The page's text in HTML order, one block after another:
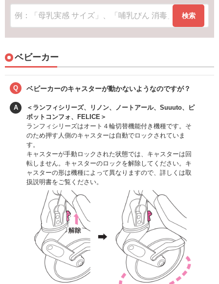
検索
ベビーカー
Q ベビーカーのキャスターが動かないようなのですが？
A
＜ランフィシリーズ、リノン、ノートアール、Suuuto、ピ
ボットコンフォ、FELICE＞
ランフィシリーズはオート４輪切替機能付き機種です。そ
のため押す人側のキャスターは自動でロックされていま
す。
キャスターが手動ロックされた状態では、キャスターは回
転しません。キャスターのロックを解除してください。キ
ャスターの形は機種によって異なりますので、詳しくは取
扱説明書をご覧ください。